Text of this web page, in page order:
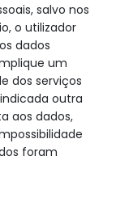
salvo nos
o utilizador
dados
um
dos serviços
outra
aos dados,
foram